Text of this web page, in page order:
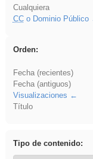
Cualquiera
CCo Dominio Público
Orden:
Fecha (recientes)
Fecha (antiguos)
Visualizaciones
Título
Tipo de contenido: